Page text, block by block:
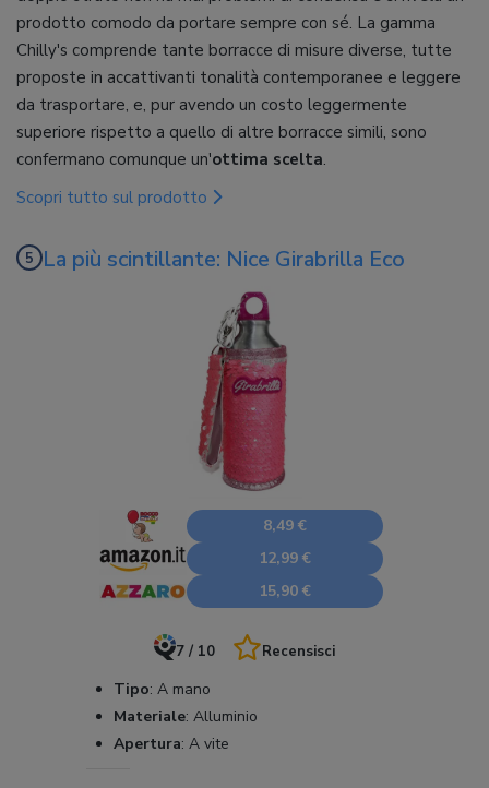
prodotto comodo da portare sempre con sé. La gamma
Chilly's comprende tante borracce di misure diverse, tutte
proposte in accattivanti tonalità contemporanee e leggere
da trasportare, e, pur avendo un costo leggermente
superiore rispetto a quello di altre borracce simili, sono
confermano comunque un'ottima scelta.
Scopri tutto sul prodotto
La più scintillante: Nice Girabrilla Eco
8,49 €
12,99 €
15,90 €
7 / 10 Recensisci
Tipo: A mano
Materiale: Alluminio
Apertura: A vite